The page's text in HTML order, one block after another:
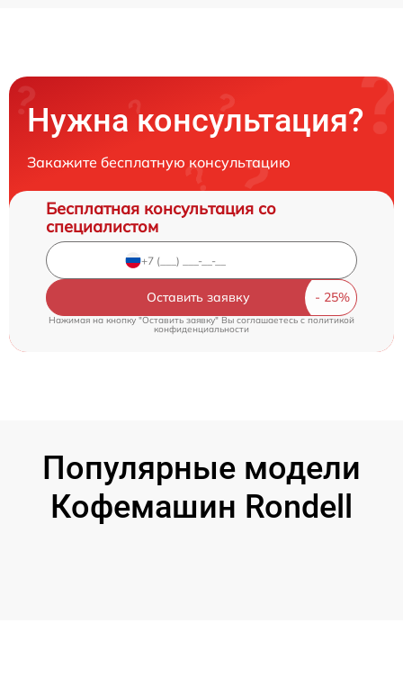
Нужна консультация?
Закажите бесплатную консультацию
Бесплатная консультация со
специалистом
Оставить заявку
Нажимая на кнопку "Оставить заявку" Вы соглашаетесь cполитикой
конфиденциальности
Популярные модели
Кофемашин Rondell